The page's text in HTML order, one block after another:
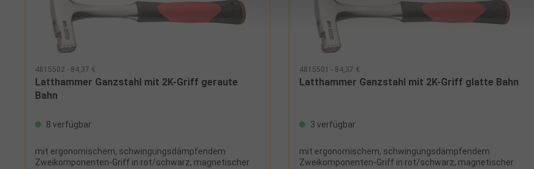
4815502 - 84,37 €
Latthammer Ganzstahl mit 2K-Griff geraute
Bahn
8 verfügbar
mit ergonomischem, schwingungsdämpfendem
Zweikomponenten-Griff in rot/schwarz, magnetischer
4815501 - 84,37 €
Latthammer Ganzstahl mit 2K-Griff glatte Bahn
3 verfügbar
mit ergonomischem, schwingungsdämpfendem
Zweikomponenten-Griff in rot/schwarz, magnetischer